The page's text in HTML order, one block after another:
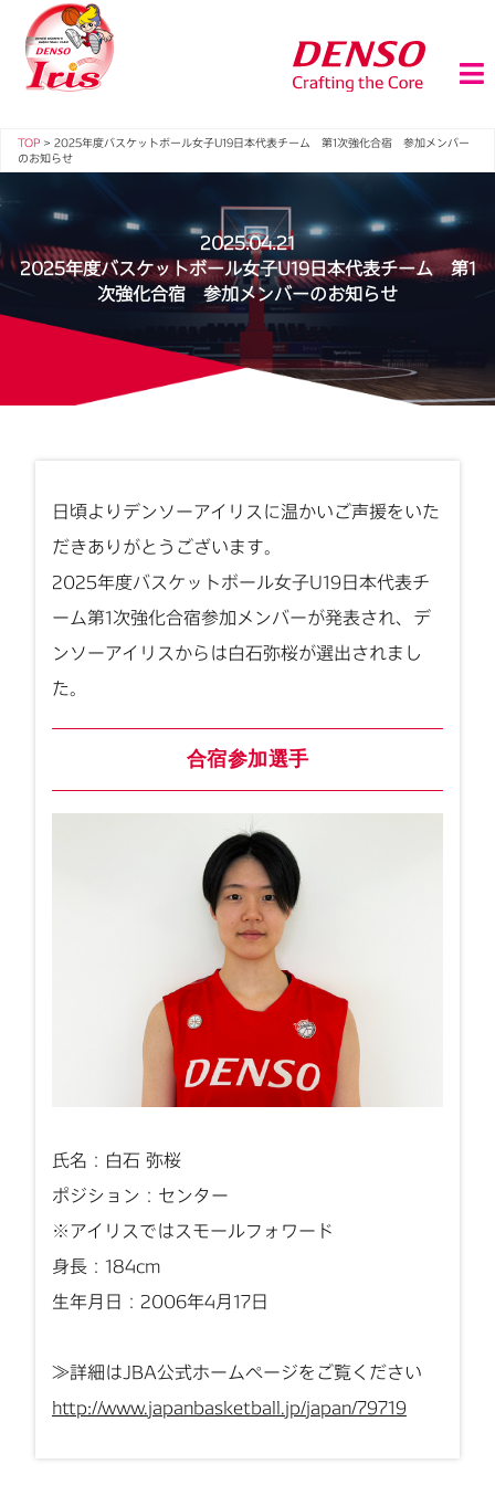
TOP > 2025年度バスケットボール女子U19日本代表チーム 第1次強化合宿 参加メンバー
のお知らせ
2025.04.21
2025年度バスケットボール女子U19日本代表チーム 第1
次強化合宿 参加メンバーのお知らせ
日頃よりデンソーアイリスに温かいご声援をいた
だきありがとうございます。
2025年度バスケットボール女子U19日本代表チ
ーム第1次強化合宿参加メンバーが発表され、デ
ンソーアイリスからは白石弥桜が選出されまし
た。
合宿参加選手
氏名：白石 弥桜
ポジション：センター
※アイリスではスモールフォワード
身長：184cm
生年月日：2006年4月17日
≫詳細はJBA公式ホームページをご覧ください
http://www.japanbasketball.jp/japan/79719